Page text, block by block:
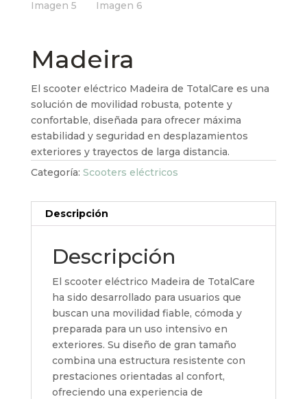
Madeira
El scooter eléctrico Madeira de TotalCare es una
solución de movilidad robusta, potente y
confortable, diseñada para ofrecer máxima
estabilidad y seguridad en desplazamientos
exteriores y trayectos de larga distancia.
Categoría: Scooters eléctricos
Descripción
Descripción
El scooter eléctrico Madeira de TotalCare
ha sido desarrollado para usuarios que
buscan una movilidad fiable, cómoda y
preparada para un uso intensivo en
exteriores. Su diseño de gran tamaño
combina una estructura resistente con
prestaciones orientadas al confort,
ofreciendo una experiencia de